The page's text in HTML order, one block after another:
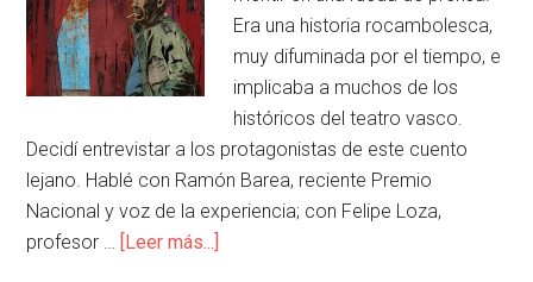
Era una historia rocambolesca,
muy difuminada por el tiempo, e
implicaba a muchos de los
históricos del teatro vasco.
Decidí entrevistar a los protagonistas de este cuento
lejano. Hablé con Ramón Barea, reciente Premio
Nacional y voz de la experiencia; con Felipe Loza,
profesor … [Leer más...]